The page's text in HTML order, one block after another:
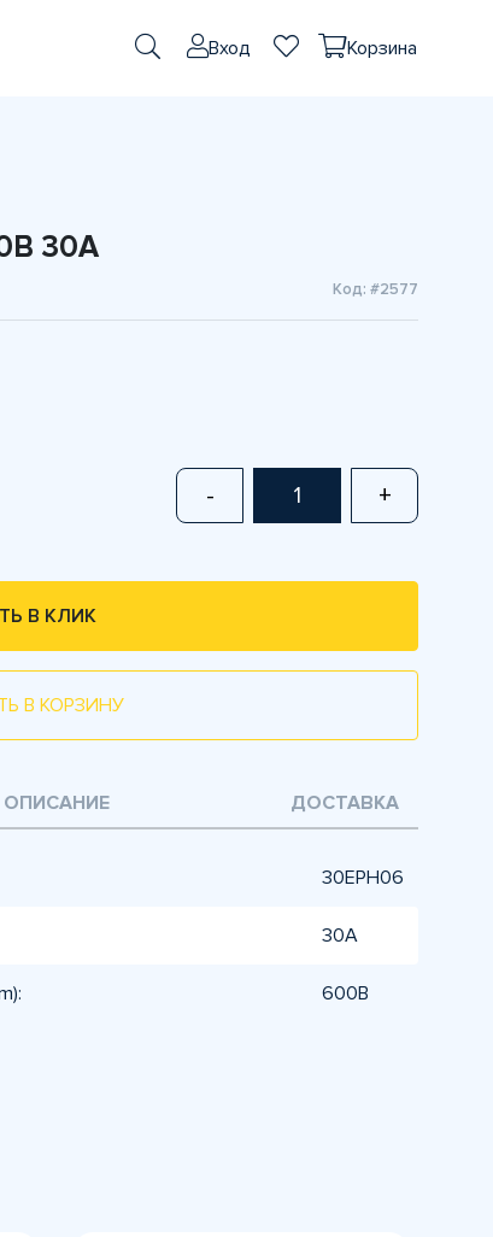
Вход Корзина
30А
Код: #2577
- +
В КЛИК
В КОРЗИНУ
ОПИСАНИЕ ДОСТАВКА
30EPH06
30А
600В